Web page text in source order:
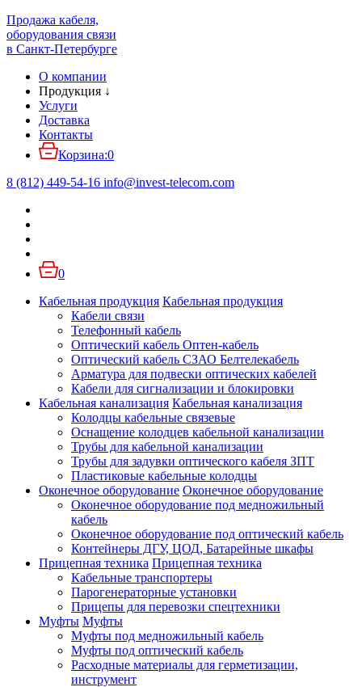
Продажа кабеля,
оборудования связи
в Санкт-Петербурге
О компании
Продукция ↓
Услуги
Доставка
Контакты
Корзина:0
8 (812) 449-54-16 info@invest-telecom.com
0
Кабельная продукция Кабельная продукция
Кабели связи
Телефонный кабель
Оптический кабель Оптен-кабель
Оптический кабель СЗАО Белтелекабель
Арматура для подвески оптических кабелей
Кабели для сигнализации и блокировки
Кабельная канализация Кабельная канализация
Колодцы кабельные связевые
Оснащение колодцев кабельной канализации
Трубы для кабельной канализации
Трубы для задувки оптического кабеля ЗПТ
Пластиковые кабельные колодцы
Оконечное оборудование Оконечное оборудование
Оконечное оборудование под медножильный
кабель
Оконечное оборудование под оптический кабель
Контейнеры ДГУ, ЦОД, Батарейные шкафы
Прицепная техника Прицепная техника
Кабельные транспортеры
Парогенераторные установки
Прицепы для перевозки спецтехники
Муфты Муфты
Муфты под медножильный кабель
Муфты под оптический кабель
Расходные материалы для герметизации,
инструмент